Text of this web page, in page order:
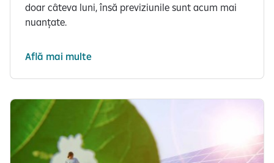
doar câteva luni, însă previziunile sunt acum mai
nuanțate.
Află mai multe